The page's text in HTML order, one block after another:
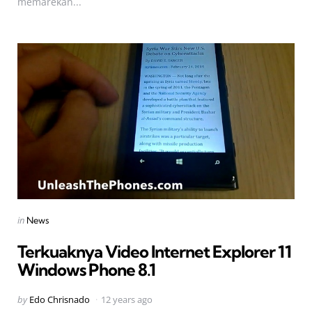
Categories
Posted
in News
Terkuaknya Video Internet Explorer 11
Windows Phone 8.1
Posted
by Edo Chrisnado 12 years ago